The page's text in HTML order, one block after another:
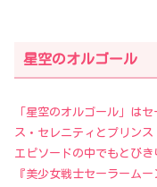
星空のオルゴール
「星空のオルゴール」は
ス・セレニティとプリンス
エピソードの中でもとびき
『美少女戦士セーラームー